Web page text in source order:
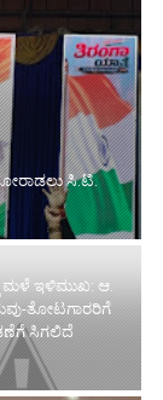
ಸಿ.ಟಿ.
ಮಳೆ ಇಳಿಮುಖ: ಆ.
ತೋಟಗಾರರಿಗೆ
ಸಿಗಲಿದೆ